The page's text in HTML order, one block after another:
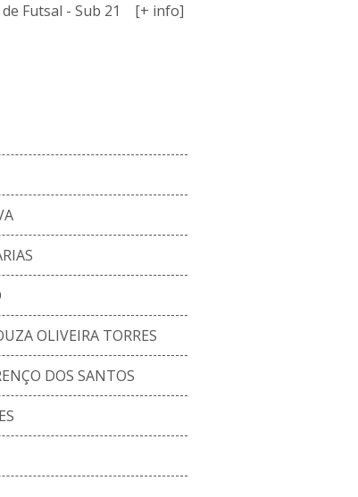
Futsal - Sub 21
[+ info]
OLIVEIRA TORRES
DOS SANTOS